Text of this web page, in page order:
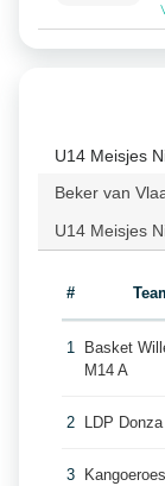
U14 Meisjes
Beker van
U14 Meisjes
#
1
Basket
M14 A
2 LDP
3